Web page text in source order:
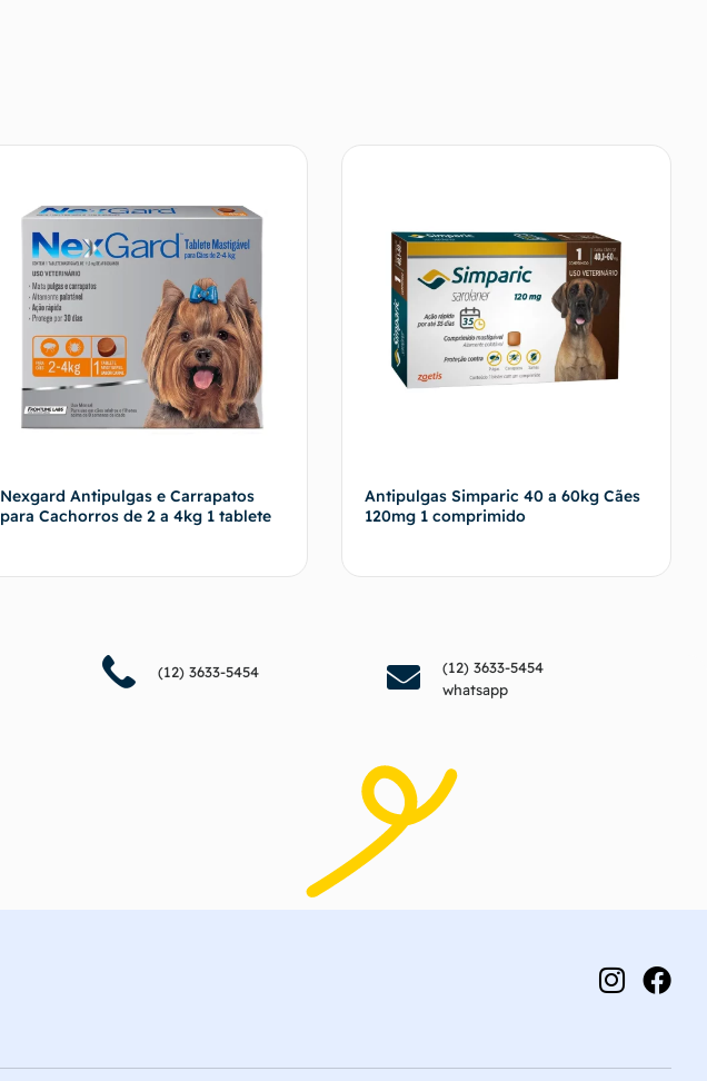
Nexgard Antipulgas e Carrapatos
para Cachorros de 2 a 4kg 1 tablete
Antipulgas Simparic 40 a 60kg Cães
120mg 1 comprimido
Fale com o vendedor
(12) 3633-5454
(12) 3633-5454
whatsapp